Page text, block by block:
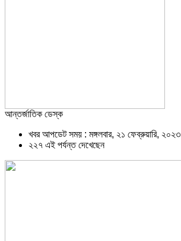
আন্তর্জাতিক ডেস্ক
খবর আপডেট সময় : মঙ্গলবার, ২১ ফেব্রুয়ারি, ২০২৩
২২৭ এই পর্যন্ত দেখেছেন